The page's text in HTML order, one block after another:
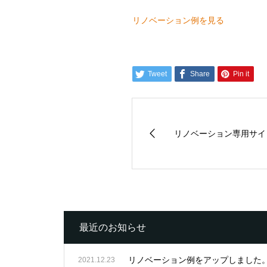
リノベーション例を見る
Tweet Share Pin it
リノベーション専用サ
最近のお知らせ
2021.12.23 リノベーション例をアップしました。